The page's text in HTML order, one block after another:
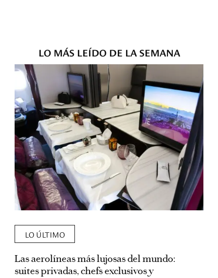
LO MÁS LEÍDO DE LA SEMANA
LO ÚLTIMO
Las aerolíneas más lujosas del mundo:
suites privadas, chefs exclusivos y